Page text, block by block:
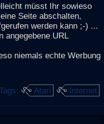
müsst Ihr sowieso
Seite abschalten,
werden kann ;-) ...
angegebene URL
niemals echte Werbung
Atari Internet